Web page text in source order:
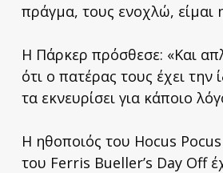
πράγμα, τους ενοχλώ, είμαι
Η Πάρκερ πρόσθεσε: «Και
ότι ο πατέρας τους έχει την
τα εκνευρίσει για κάποιο
Η ηθοποιός του Hocus
του Ferris Bueller’s Day Off